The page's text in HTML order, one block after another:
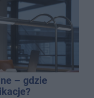
– gdzie